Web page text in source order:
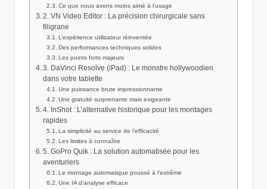
Ce que nous avons moins aimé à l’usage
2. VN Video Editor : La précision chirurgicale sans
filigrane
L’expérience utilisateur réinventée
Des performances techniques solides
Les points forts majeurs
3. DaVinci Resolve (iPad) : Le monstre hollywoodien
dans votre tablette
Une puissance brute impressionnante
Une gratuité surprenante mais exigeante
4. InShot : L’alternative historique pour les montages
rapides
La simplicité au service de l’efficacité
Les limites à connaître
5. GoPro Quik : La solution automatisée pour les
aventuriers
Le montage automatique poussé à l’extrême
Une IA d’analyse efficace